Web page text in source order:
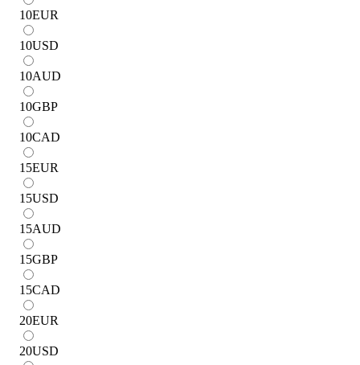
10EUR
10USD
10AUD
10GBP
10CAD
15EUR
15USD
15AUD
15GBP
15CAD
20EUR
20USD